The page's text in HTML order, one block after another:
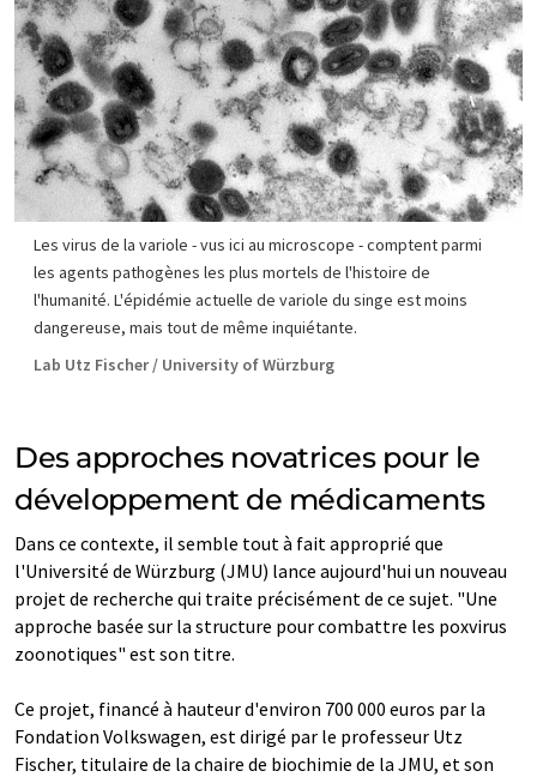
Les virus de la variole - vus ici au microscope - comptent parmi
les agents pathogènes les plus mortels de l'histoire de
l'humanité. L'épidémie actuelle de variole du singe est moins
dangereuse, mais tout de même inquiétante.
Lab Utz Fischer / University of Würzburg
Des approches novatrices pour le
développement de médicaments
Dans ce contexte, il semble tout à fait approprié que
l'Université de Würzburg (JMU) lance aujourd'hui un nouveau
projet de recherche qui traite précisément de ce sujet. "Une
approche basée sur la structure pour combattre les poxvirus
zoonotiques" est son titre.
Ce projet, financé à hauteur d'environ 700 000 euros par la
Fondation Volkswagen, est dirigé par le professeur Utz
Fischer, titulaire de la chaire de biochimie de la JMU, et son